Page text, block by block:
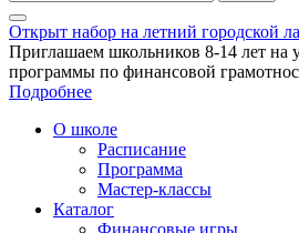
Открыт набор на летний городской
Приглашаем школьников 8-14 лет на
программы по финансовой
Подробнее
О школе
Расписание
Программа
Мастер-классы
Каталог
Финансовые игры